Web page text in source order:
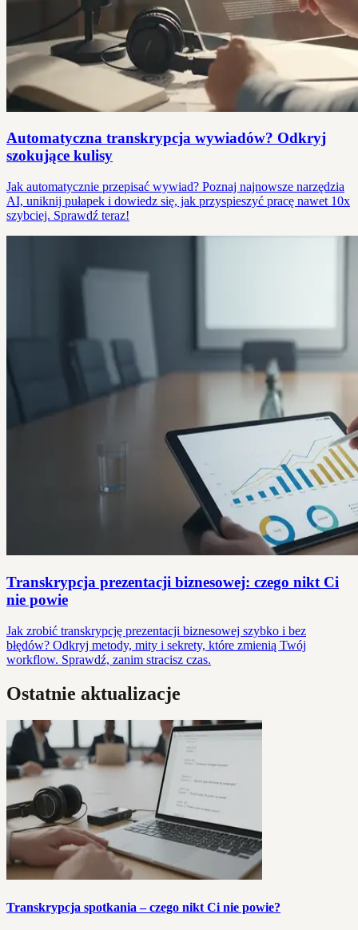
Automatyczna transkrypcja wywiadów? Odkryj
szokujące kulisy
Jak automatycznie przepisać wywiad? Poznaj najnowsze narzędzia
AI, uniknij pułapek i dowiedz się, jak przyspieszyć pracę nawet 10x
szybciej. Sprawdź teraz!
Transkrypcja prezentacji biznesowej: czego nikt Ci
nie powie
Jak zrobić transkrypcję prezentacji biznesowej szybko i bez
błędów? Odkryj metody, mity i sekrety, które zmienią Twój
workflow. Sprawdź, zanim stracisz czas.
Ostatnie aktualizacje
Transkrypcja spotkania – czego nikt Ci nie powie?